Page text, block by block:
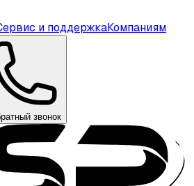
и поддержкаКомпаниям
звонок